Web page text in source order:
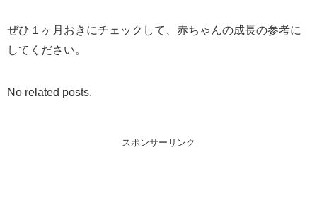
ぜひ１ヶ月おきにチェックして、赤ちゃんの成長の参考に
してください。
No related posts.
スポンサーリンク